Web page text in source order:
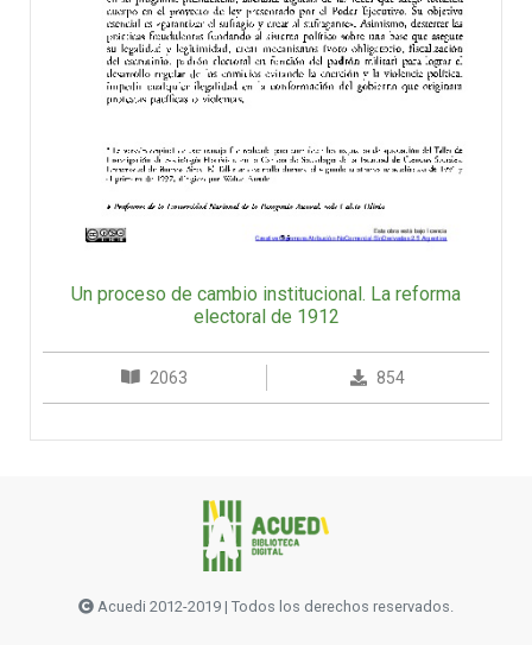
Un proceso de cambio institucional. La reforma
electoral de 1912
2063 854
Acuedi 2012-2019 | Todos los derechos reservados.